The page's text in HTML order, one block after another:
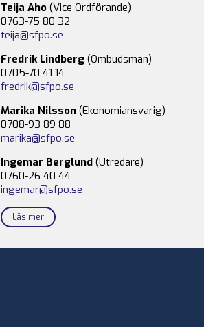
Teija Aho (Vice Ordförande)
0763-75 80 32
teija@sfpo.se
Fredrik Lindberg (Ombudsman)
0705-70 41 14
fredrik@sfpo.se
Marika Nilsson (Ekonomiansvarig)
0708-93 89 88
marika@sfpo.se
Ingemar Berglund (Utredare)
0760-26 40 44
ingemar@sfpo.se
Läs mer